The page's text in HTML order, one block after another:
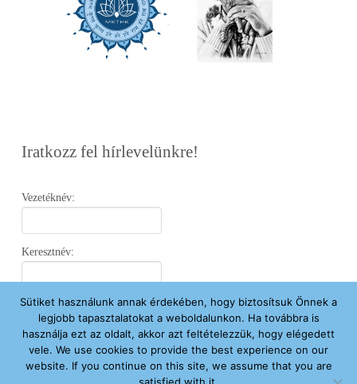
Iratkozz fel hírlevelünkre!
Vezetéknév:
Keresztnév:
Email:
Elfogadom az Adatvédelmi Nyilatkozatot.
Sütiket használunk annak érdekében, hogy biztosítsuk Önnek a
legjobb tapasztalatokat a weboldalunkon. Ha továbbra is
használja ezt az oldalt, akkor azt feltételezzük, hogy elégedett
vele. We use cookies to provide the best experience on our
website. If you continue on this site, we assume that you are